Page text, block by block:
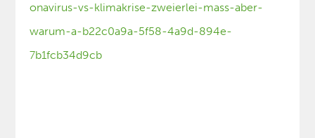
onavirus-vs-klimakrise-zweierlei-mass-aber-
warum-a-b22c0a9a-5f58-4a9d-894e-
7b1fcb34d9cb